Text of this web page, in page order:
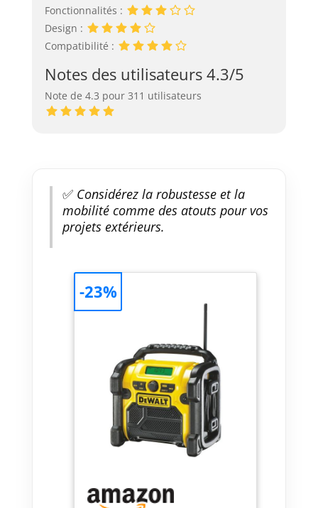
Fonctionnalités :
Design :
Compatibilité :
Notes des utilisateurs 4.3/5
Note de 4.3 pour 311 utilisateurs
✅Considérez la robustesse et la
mobilité comme des atouts pour vos
projets extérieurs.
-23%